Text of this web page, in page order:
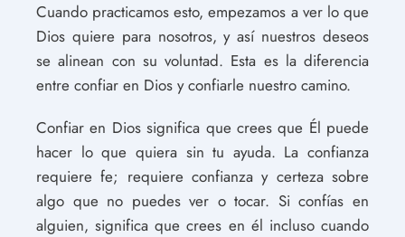
Cuando practicamos esto, empezamos a ver lo que
Dios quiere para nosotros, y así nuestros deseos
se alinean con su voluntad. Esta es la diferencia
entre confiar en Dios y confiarle nuestro camino.
Confiar en Dios significa que crees que Él puede
hacer lo que quiera sin tu ayuda. La confianza
requiere fe; requiere confianza y certeza sobre
algo que no puedes ver o tocar. Si confías en
alguien, significa que crees en él incluso cuando